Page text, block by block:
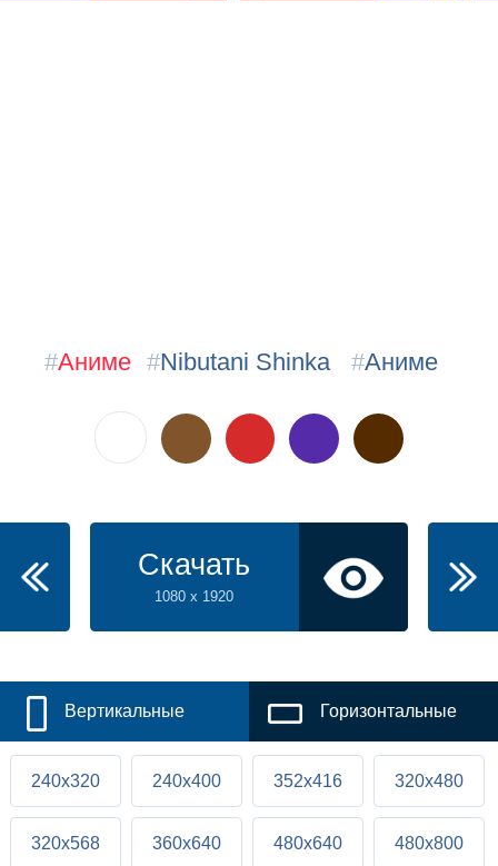
#Аниме #Nibutani Shinka #Аниме
Скачать
1080 x 1920
Вертикальные Горизонтальные
240x320 240x400 352x416 320x480
320x568 360x640 480x640 480x800